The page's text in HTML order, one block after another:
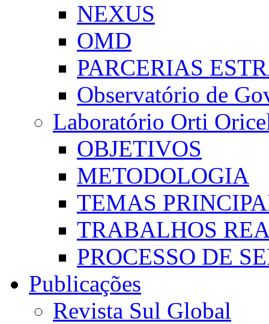
NEXUS
OMD
PARCERIAS
Observatório de
Laboratório Orti
OBJETIVOS
METODOLOGIA
TEMAS
TRABALHOS
PROCESSO DE
Publicações
Revista Sul Global